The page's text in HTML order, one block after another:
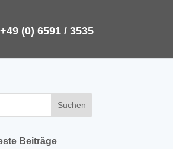
+49 (0) 6591 / 3535
Beiträge